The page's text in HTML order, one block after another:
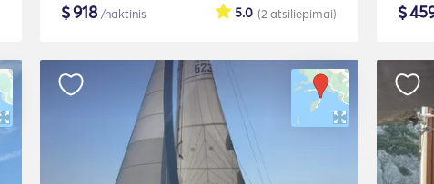
$918/naktinis (2 atsiliepimai)
5.0 $